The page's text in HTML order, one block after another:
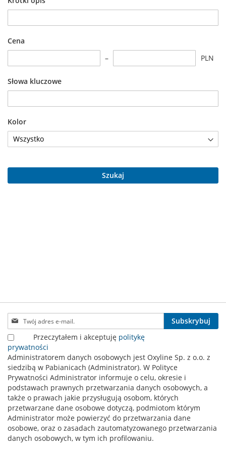
Cena
PLN
Słowa kluczowe
Kolor
Szukaj
Subskrybuj
nasz
newsletter:
Subskrybuj
Przeczytałem i akceptuję politykę
prywatności
Administratorem danych osobowych jest Oxyline Sp. z o.o. z
siedzibą w Pabianicach (Administrator). W Polityce
Prywatności Administrator informuje o celu, okresie i
podstawach prawnych przetwarzania danych osobowych, a
także o prawach jakie przysługują osobom, których
przetwarzane dane osobowe dotyczą, podmiotom którym
Administrator może powierzyć do przetwarzania dane
osobowe, oraz o zasadach zautomatyzowanego przetwarzania
danych osobowych, w tym ich profilowaniu.